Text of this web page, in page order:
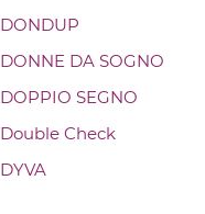
DONDUP
DONNE DA SOGNO
DOPPIO SEGNO
Double Check
DYVA